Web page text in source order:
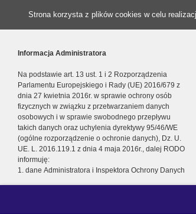
Strona korzysta z plików cookies w celu
Informacja Administratora
Na podstawie art. 13 ust. 1 i 2 Rozporządzenia
Parlamentu Europejskiego i Rady (UE) 2016/679 z
dnia 27 kwietnia 2016r. w sprawie ochrony osób
fizycznych w związku z przetwarzaniem danych
osobowych i w sprawie swobodnego przepływu
takich danych oraz uchylenia dyrektywy 95/46/WE
(ogólne rozporządzenie o ochronie danych), Dz. U.
UE. L. 2016.119.1 z dnia 4 maja 2016r., dalej RODO
informuję:
1. dane Administratora i Inspektora Ochrony Danych